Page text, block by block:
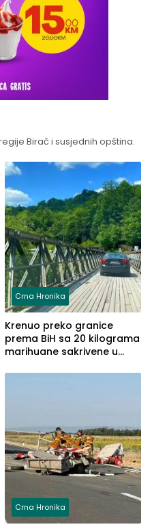
Birač i susjednih opština.
Crna Hronika
Krenuo preko granice
prema BiH sa 20 kilograma
marihuane sakrivene u
Crna Hronika